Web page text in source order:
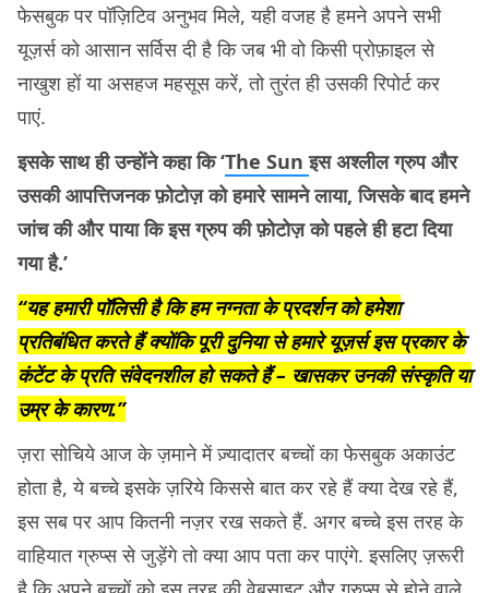
फेसबुक पर पॉज़िटिव अनुभव मिले, यही वजह है हमने अपने सभी
यूज़र्स को आसान सर्विस दी है कि जब भी वो किसी प्रोफ़ाइल से
नाखुश हों या असहज महसूस करें, तो तुरंत ही उसकी रिपोर्ट कर
पाएं.
इसके साथ ही उन्होंने कहा कि ‘The Sunइस अश्लील ग्रुप और
उसकी आपत्तिजनक फ़ोटोज़ को हमारे सामने लाया, जिसके बाद हमने
जांच की और पाया कि इस ग्रुप की फ़ोटोज़ को पहले ही हटा दिया
गया है.’
“यह हमारी पॉलिसी है कि हम नग्नता के प्रदर्शन को हमेशा
प्रतिबंधित करते हैं क्योंकि पूरी दुनिया से हमारे यूज़र्स इस प्रकार के
कंटेंट के प्रति संवेदनशील हो सकते हैं – खासकर उनकी संस्कृति या
उम्र के कारण.”
ज़रा सोचिये आज के ज़माने में ज़्यादातर बच्चों का फेसबुक अकाउंट
होता है, ये बच्चे इसके ज़रिये किससे बात कर रहे हैं क्या देख रहे हैं,
इस सब पर आप कितनी नज़र रख सकते हैं. अगर बच्चे इस तरह के
वाहियात ग्रुप्स से जुड़ेंगे तो क्या आप पता कर पाएंगे. इसलिए ज़रूरी